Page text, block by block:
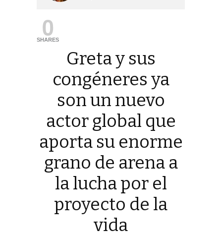
0
SHARES
Greta y sus
congéneres ya
son un nuevo
actor global que
aporta su enorme
grano de arena a
la lucha por el
proyecto de la
vida